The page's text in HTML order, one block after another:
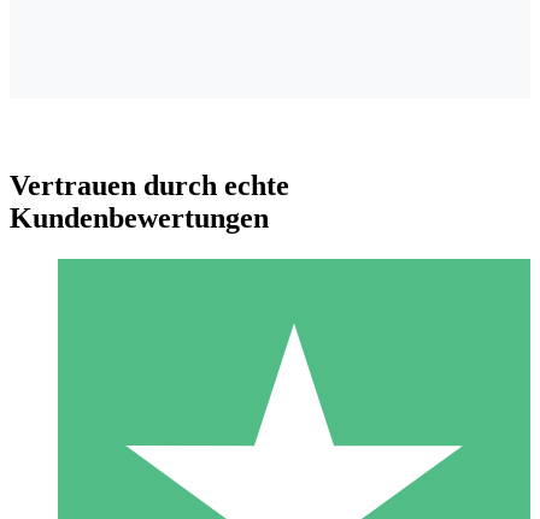
Individuelle Credit-Pakete
Zahlen Sie nach Bedarf mit Download-Credits. Keine
monatliche Verpflichtung erforderlich.
Vertrauen durch echte
Kundenbewertungen